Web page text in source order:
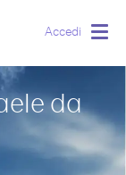
Accedi
da